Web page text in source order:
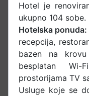
Hotel je
ukupno 104 sobe.
Hotelska ponuda:
recepcija,
bazen na
besplatan
prostorijama TV
Usluge koje se